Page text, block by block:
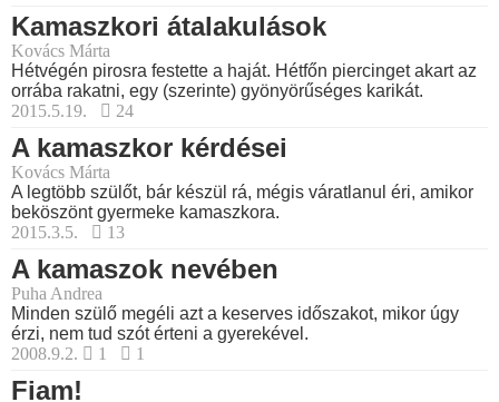
Kamaszkori átalakulások
Kovács Márta
Hétvégén pirosra festette a haját. Hétfőn piercinget akart az
orrába rakatni, egy (szerinte) gyönyörűséges karikát.
2015.5.19.
24
A kamaszkor kérdései
Kovács Márta
A legtöbb szülőt, bár készül rá, mégis váratlanul éri, amikor
beköszönt gyermeke kamaszkora.
2015.3.5.
13
A kamaszok nevében
Puha Andrea
Minden szülő megéli azt a keserves időszakot, mikor úgy
érzi, nem tud szót érteni a gyerekével.
2008.9.2.
1 1
Fiam!